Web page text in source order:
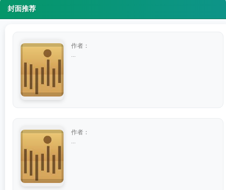
封面推荐
作者：
作者：